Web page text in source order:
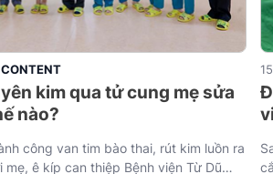
CONTENT
kim qua tử cung mẹ sửa
nào?
công van tim bào thai, rút kim luồn ra
ê kíp can thiệp Bệnh viện Từ Dũ